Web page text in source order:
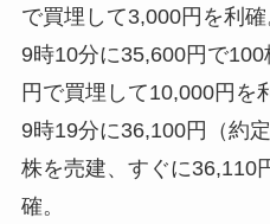
で買埋して3,000円を利確
9時10分に35,600円で
円で買埋して10,000円を
9時19分に36,100円（約
株を売建、すぐに36,110
確。